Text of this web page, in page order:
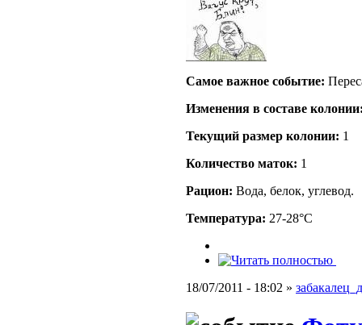
Самое важное событие:
Изменения в составе
Текущий размер кoлонии: 1
Количество маток: 1
Рацион: Вода, белок, углевод.
Температура: 27-28°C
18/07/2011 - 18:02 »